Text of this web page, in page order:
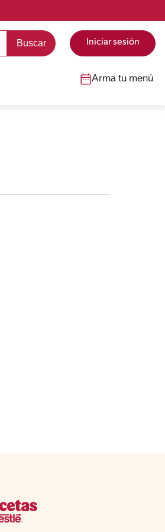
Iniciar sesión
Arma tu menú